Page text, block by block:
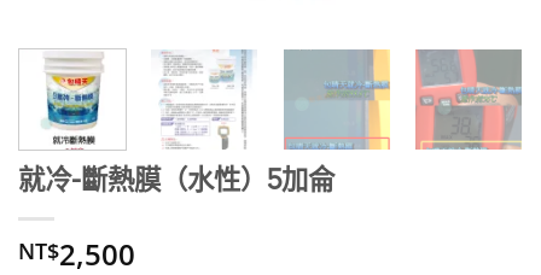
就冷-斷熱膜（水性）5加侖
NT$2,500